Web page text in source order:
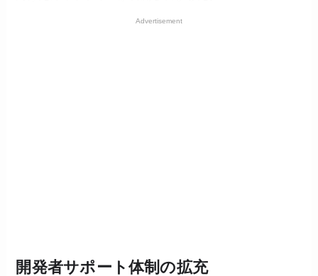
Advertisement
開発者サポート体制の拡充